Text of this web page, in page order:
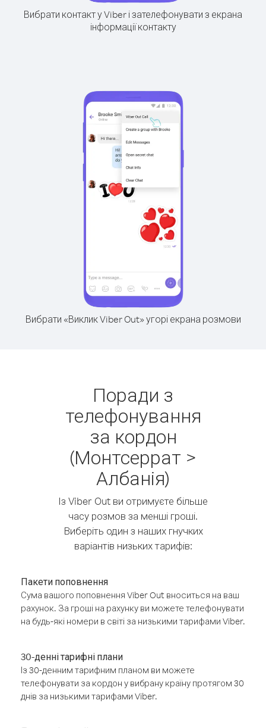
Вибрати контакт у Viber і зателефонувати з екрана
інформації контакту
Вибрати «Виклик Viber Out» угорі екрана розмови
Поради з
телефонування
за кордон
(Монтсеррат >
Албанія)
Із Viber Out ви отримуєте більше
часу розмов за менші гроші.
Виберіть один з наших гнучких
варіантів низьких тарифів:
Пакети поповнення
Сума вашого поповнення Viber Out вноситься на ваш
рахунок. За гроші на рахунку ви можете телефонувати
на будь-які номери в світі за низькими тарифами Viber.
30-денні тарифні плани
Із 30-денним тарифним планом ви можете
телефонувати за кордон у вибрану країну протягом 30
днів за низькими тарифами Viber.